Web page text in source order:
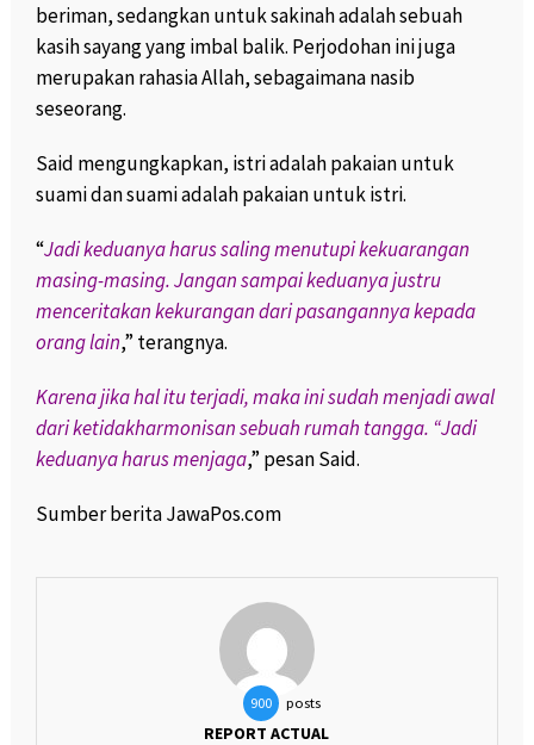
beriman, sedangkan untuk sakinah adalah sebuah
kasih sayang yang imbal balik. Perjodohan ini juga
merupakan rahasia Allah, sebagaimana nasib
seseorang.
Said mengungkapkan, istri adalah pakaian untuk
suami dan suami adalah pakaian untuk istri.
“Jadi keduanya harus saling menutupi kekuarangan
masing-masing. Jangan sampai keduanya justru
menceritakan kekurangan dari pasangannya kepada
orang lain,” terangnya.
Karena jika hal itu terjadi, maka ini sudah menjadi awal
dari ketidakharmonisan sebuah rumah tangga. “Jadi
keduanya harus menjaga,” pesan Said.
Sumber berita JawaPos.com
900 posts
REPORT ACTUAL